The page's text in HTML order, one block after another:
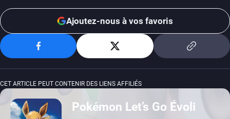
Ajoutez-nous à vos favoris
CET ARTICLE PEUT CONTENIR DES LIENS AFFILIÉS
Pokémon Let’s Go Évoli